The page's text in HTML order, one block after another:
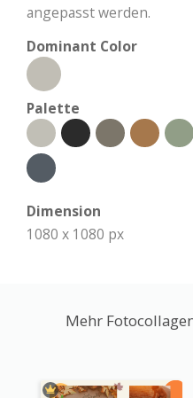
angepasst werden.
Dominant Color
Palette
Dimension
1080 x 1080 px
Mehr